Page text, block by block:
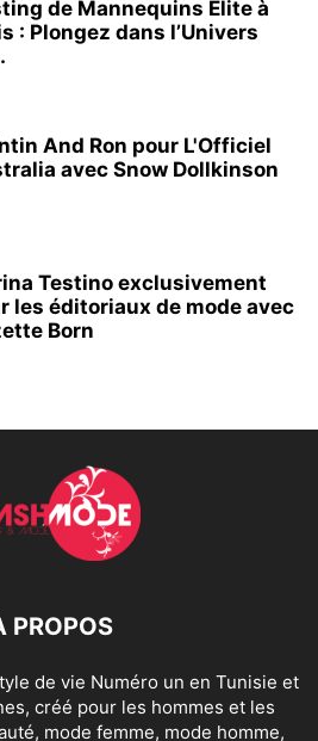
de Mannequins Elite à
: Plongez dans l’Univers
And Ron pour L'Officiel
avec Snow Dollkinson
Testino exclusivement
les éditoriaux de mode avec
Born
PROPOS
de vie Numéro un en Tunisie et
créé pour les hommes et les
mode femme, mode homme,